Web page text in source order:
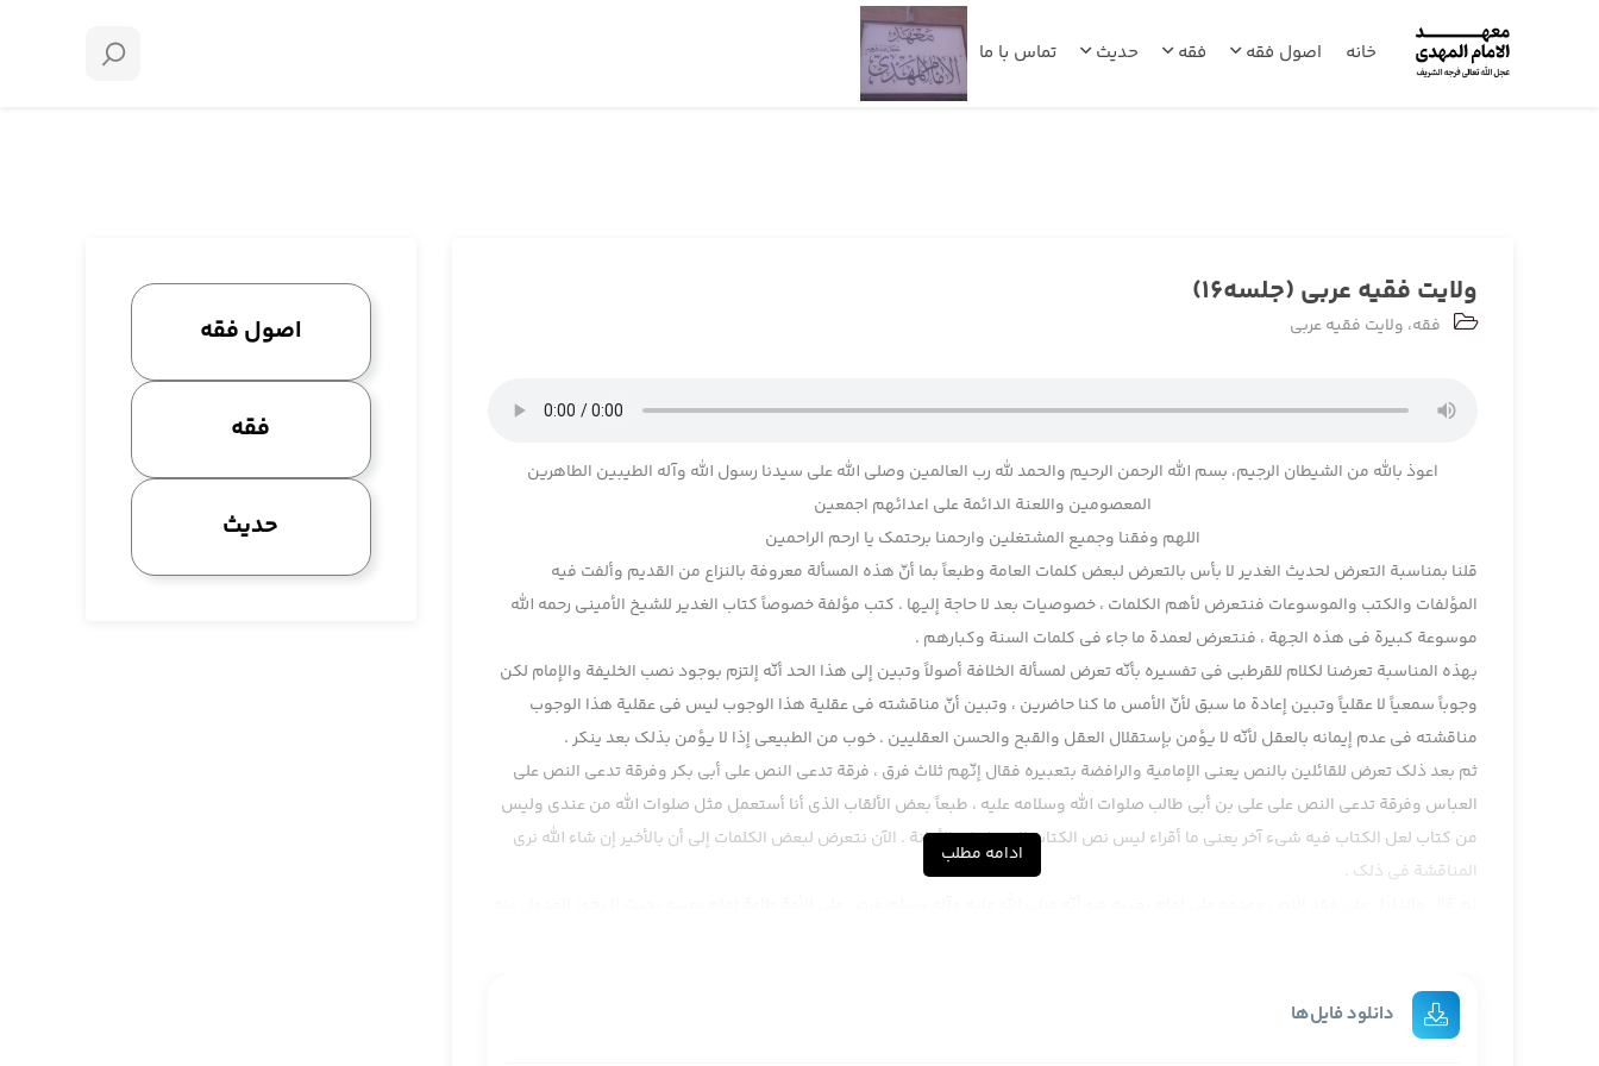
خانه اصول فقه فقه حدیث تماس با ما
ولایت فقیه عربی (جلسه16)
فقه، ولایت فقیه عربی
اعوذ بالله من الشیطان الرجیم، بسم الله الرحمن الرحیم والحمد لله رب العالمین وصلی الله علی سیدنا رسول الله وآله الطیبین الطاهرین
المعصومین واللعنة الدائمة علی اعدائهم اجمعین
اللهم وفقنا وجمیع المشتغلین وارحمنا برحتمک یا ارحم الراحمین
قلنا بمناسبة التعرض لحديث الغدير لا بأس بالتعرض لبعض كلمات العامة وطبعاً بما أنّ هذه المسألة معروفة بالنزاع من القديم وألفت فيه
المؤلفات والكتب والموسوعات فنتعرض لأهم الكلمات ، خصوصيات بعد لا حاجة إليها . كتب مؤلفة خصوصاً كتاب الغدير للشيخ الأميني رحمه الله
موسوعة كبيرة في هذه الجهة ، فنتعرض لعمدة ما جاء في كلمات السنة وكبارهم .
بهذه المناسبة تعرضنا لكلام للقرطبي في تفسيره بأنّه تعرض لمسألة الخلافة أصولاً وتبين إلى هذا الحد أنّه إلتزم بوجود نصب الخليفة والإمام لكن
وجوباً سمعياً لا عقلياً وتبين إعادة ما سبق لأنّ الأمس ما كنا حاضرين ، وتبين أنّ مناقشته في عقلية هذا الوجوب ليس في عقلية هذا الوجوب
مناقشته في عدم إيمانه بالعقل لأنّه لا يؤمن بإستقلال العقل والقبح والحسن العقليين . خوب من الطبيعي إذا لا يؤمن بذلك بعد ينكر .
ثم بعد ذلك تعرض للقائلين بالنص يعني الإمامية والرافضة بتعبيره فقال إنّهم ثلاث فرق ، فرقة تدعي النص على أبي بكر وفرقة تدعي النص على
العباس وفرقة تدعي النص على علي بن أبي طالب صلوات الله وسلامه عليه ، طبعاً بعض الألقاب الذي أنا أستعمل مثل صلوات الله من عندي وليس
من كتاب لعل الكتاب فيه شيء آخر يعني ما أقراء ليس نص الكتاب للحفظ على الأمانة . الآن نتعرض لبعض الكلمات إلى أن بالأخير إن شاء الله نرى
المناقشة في ذلك .
إماماً للمسلمين .
على أي فحينئذ ينبغي أن يعرف أنّ هذا الكلام الذي يقوله مثل القرطبي ويقوله في ما بعد كبارهم في الواقع تكرار لكلام معاوية وطبعاً تعلمون أنّ
ادامه مطلب
دانلود فایل‌ها
اصول فقه
فقه
حدیث